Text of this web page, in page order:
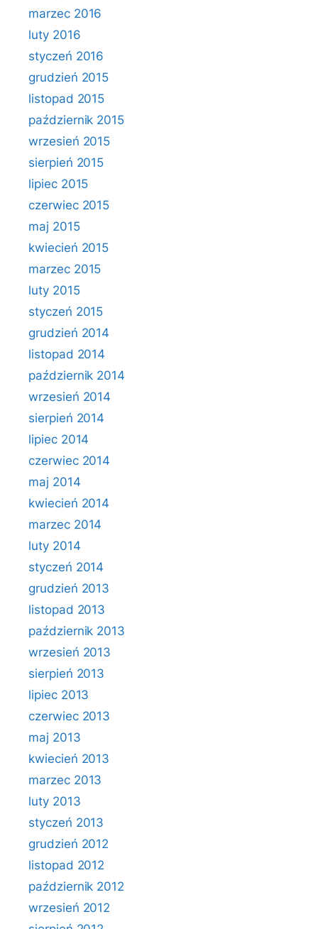
marzec 2016
luty 2016
styczeń 2016
grudzień 2015
listopad 2015
październik 2015
wrzesień 2015
sierpień 2015
lipiec 2015
czerwiec 2015
maj 2015
kwiecień 2015
marzec 2015
luty 2015
styczeń 2015
grudzień 2014
listopad 2014
październik 2014
wrzesień 2014
sierpień 2014
lipiec 2014
czerwiec 2014
maj 2014
kwiecień 2014
marzec 2014
luty 2014
styczeń 2014
grudzień 2013
listopad 2013
październik 2013
wrzesień 2013
sierpień 2013
lipiec 2013
czerwiec 2013
maj 2013
kwiecień 2013
marzec 2013
luty 2013
styczeń 2013
grudzień 2012
listopad 2012
październik 2012
wrzesień 2012